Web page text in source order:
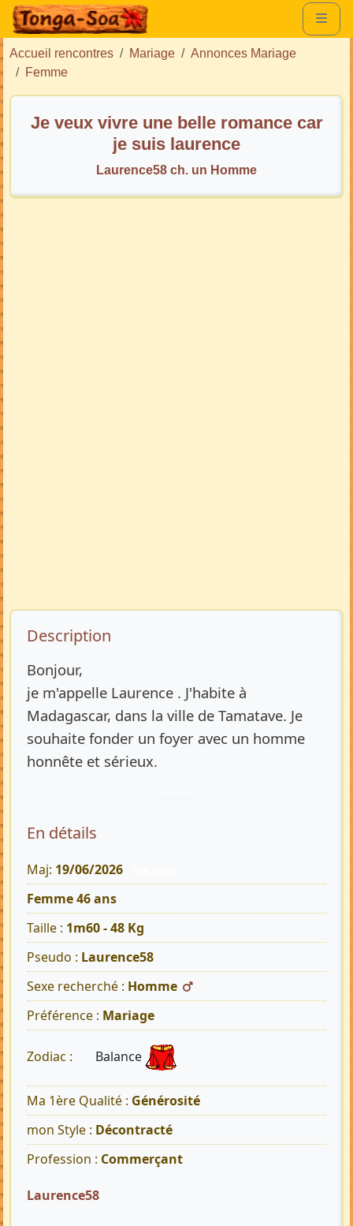
Accueil rencontres Mariage
Annonces Mariage
Femme
Je veux vivre une belle romance car
je suis laurence
Laurence58 ch. un Homme
Description de l’annonce
Description
Bonjour,
je m'appelle Laurence . J'habite à
Madagascar, dans la ville de Tamatave. Je
souhaite fonder un foyer avec un homme
honnête et sérieux.
En détails
Maj: 19/06/2026
Femme 46 ans
Taille : 1m60 - 48 Kg
Pseudo : Laurence58
Sexe recherché : Homme
Préférence : Mariage
Zodiac : Balance
Ma 1ère Qualité : Générosité
mon Style : Décontracté
Profession : Commerçant
Laurence58